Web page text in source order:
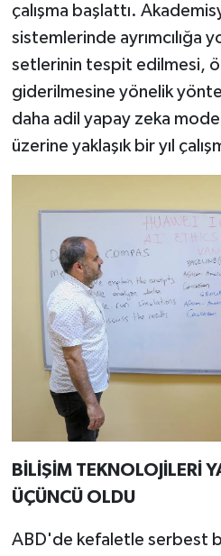
çalışma başlattı.
sistemlerinde ayrımcılığa
setlerinin tespit edilmesi,
giderilmesine yönelik
daha adil yapay zeka
üzerine yaklaşık bir yıl
BİLİŞİM TEKNOLOJİLERİ
ÜÇÜNCÜ OLDU
ABD'de kefaletle serbest